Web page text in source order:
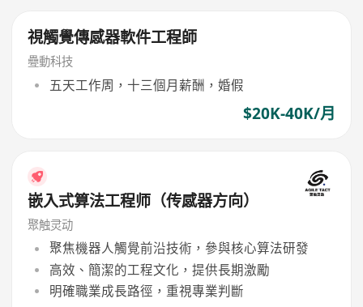
視觸覺傳感器軟件工程師
疉動科技
五天工作周，十三個月薪酬，婚假
$20K-40K/月
嵌入式算法工程师（传感器方向）
聚触灵动
聚焦機器人觸覺前沿技術，參與核心算法研發
高效、簡潔的工程文化，提供長期激勵
明確職業成長路徑，重視專業判斷